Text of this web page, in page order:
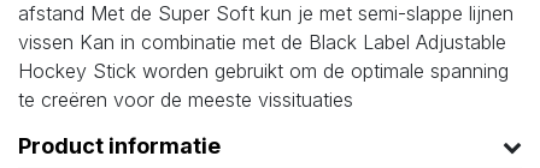
afstand Met de Super Soft kun je met semi-slappe lijnen
vissen Kan in combinatie met de Black Label Adjustable
Hockey Stick worden gebruikt om de optimale spanning
te creëren voor de meeste vissituaties
Product informatie